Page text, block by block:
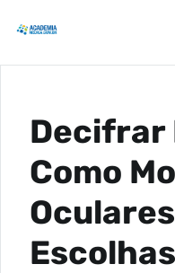
Decifrar
Como
Escolhas